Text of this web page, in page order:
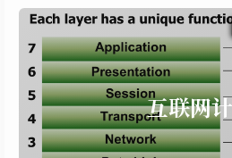
互联网
计网第一章 计算机网络概述
计网第
计网第三章 数据链路层
计网第二章 物理层